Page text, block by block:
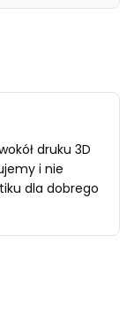
druku 3D
i nie
dla dobrego